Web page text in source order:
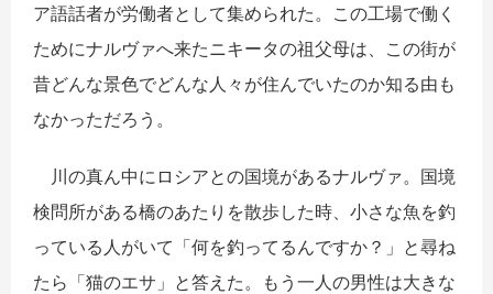
ア語話者が労働者として集められた。この工場で働く
ためにナルヴァへ来たニキータの祖父母は、この街が
昔どんな景色でどんな人々が住んでいたのか知る由も
なかっただろう。
川の真ん中にロシアとの国境があるナルヴァ。国境
検問所がある橋のあたりを散歩した時、小さな魚を釣
っている人がいて「何を釣ってるんですか？」と尋ね
たら「猫のエサ」と答えた。もう一人の男性は大きな